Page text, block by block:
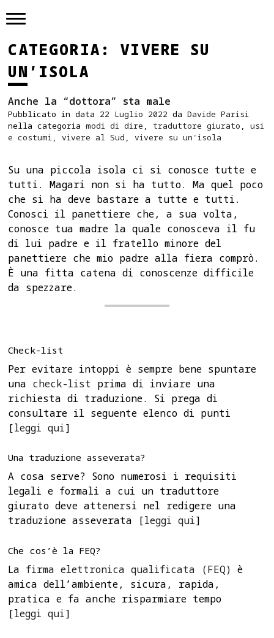
to
CATEGORIA:VIVERE SU
UN’ISOLA
Anche la “dottora” sta male
Pubblicato in data 22 Luglio 2022 daDavide Parisi
nella categoriamodi di dire , traduttore giurato ,usi
e costumi,vivere al Sud ,vivere su un'isola
Su una piccola isola ci si conosce tutte e
tutti. Magari non si ha tutto. Ma quel poco
che si ha deve bastare a tutte e tutti.
Conosci il panettiere che, a sua volta,
conosce tua madre la quale conosceva il fu
di lui padre e il fratello minore del
panettiere che mio padre alla fiera comprò.
È una fitta catena di conoscenze difficile
da spezzare.
Check-list
Per evitare intoppi è sempre bene spuntare
una check-list prima di inviare una
richiesta di traduzione. Si prega di
consultare il seguente elenco di punti
[leggi qui]
Una traduzione asseverata?
A cosa serve? Sono numerosi i requisiti
legali e formali a cui un traduttore
giurato deve attenersi nel redigere una
traduzione asseverata [leggi qui]
Che cos’è la FEQ?
La firma elettronica qualificata (FEQ) è
amica dell’ambiente, sicura, rapida,
pratica e fa anche risparmiare tempo
[leggi qui]